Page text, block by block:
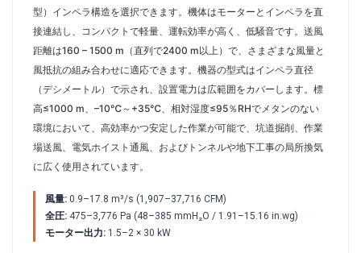
型）インペラ構造を選択できます。機体はモーターとインペラを直
接連結し、コンパクトで軽量、運転効率が高く、低騒音です。送風
距離は160 – 1500 m（直列で2400 m以上）で、さまざまな風量と
風抵抗の組み合わせに適応できます。機器の型式はインペラ直径
（デシメートル）で示され、設置電力は広範囲をカバーします。標
高≤1000 m、–10℃～+35℃、相対湿度≤95％RHでメタンのない
環境において、高効率かつ安定した作業が可能で、坑道掘削、作業
場送風、電気ホイスト通風、およびトンネルや地下工事の局所換気
に広く使用されています。
風量: 0.9–17.8 m³/s (1,907–37,716 CFM)
全圧: 475–3,776 Pa (48–385 mmH₂O / 1.91–15.16 in.wg)
モーター出力: 1.5–2 × 30 kW